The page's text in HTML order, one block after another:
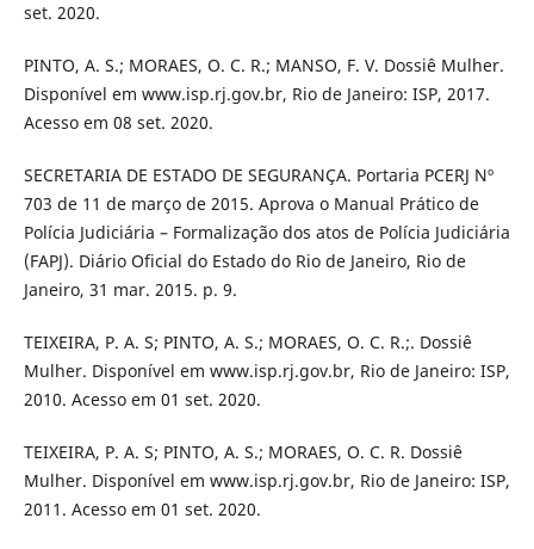
set. 2020.
PINTO, A. S.; MORAES, O. C. R.; MANSO, F. V. Dossiê Mulher.
Disponível em www.isp.rj.gov.br, Rio de Janeiro: ISP, 2017.
Acesso em 08 set. 2020.
SECRETARIA DE ESTADO DE SEGURANÇA. Portaria PCERJ Nº
703 de 11 de março de 2015. Aprova o Manual Prático de
Polícia Judiciária – Formalização dos atos de Polícia Judiciária
(FAPJ). Diário Oficial do Estado do Rio de Janeiro, Rio de
Janeiro, 31 mar. 2015. p. 9.
TEIXEIRA, P. A. S; PINTO, A. S.; MORAES, O. C. R.;. Dossiê
Mulher. Disponível em www.isp.rj.gov.br, Rio de Janeiro: ISP,
2010. Acesso em 01 set. 2020.
TEIXEIRA, P. A. S; PINTO, A. S.; MORAES, O. C. R. Dossiê
Mulher. Disponível em www.isp.rj.gov.br, Rio de Janeiro: ISP,
2011. Acesso em 01 set. 2020.